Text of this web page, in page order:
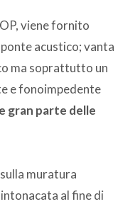
viene fornito
acustico; vanta
ma soprattutto un
e fonoimpedente
gran parte delle
muratura
al fine di